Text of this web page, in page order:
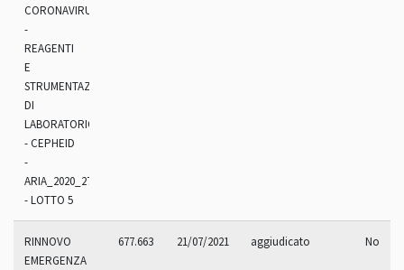
CORONAVIRUS
-
REAGENTI
E
STRUMENTAZIONI
DI
LABORATORIO
- CEPHEID
-
ARIA_2020_270.9R
- LOTTO 5
RINNOVO
EMERGENZA
677.663 21/07/2021 aggiudicato No